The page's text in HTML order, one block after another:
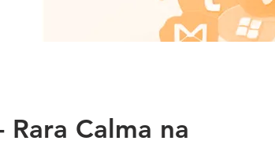
Rara Calma na